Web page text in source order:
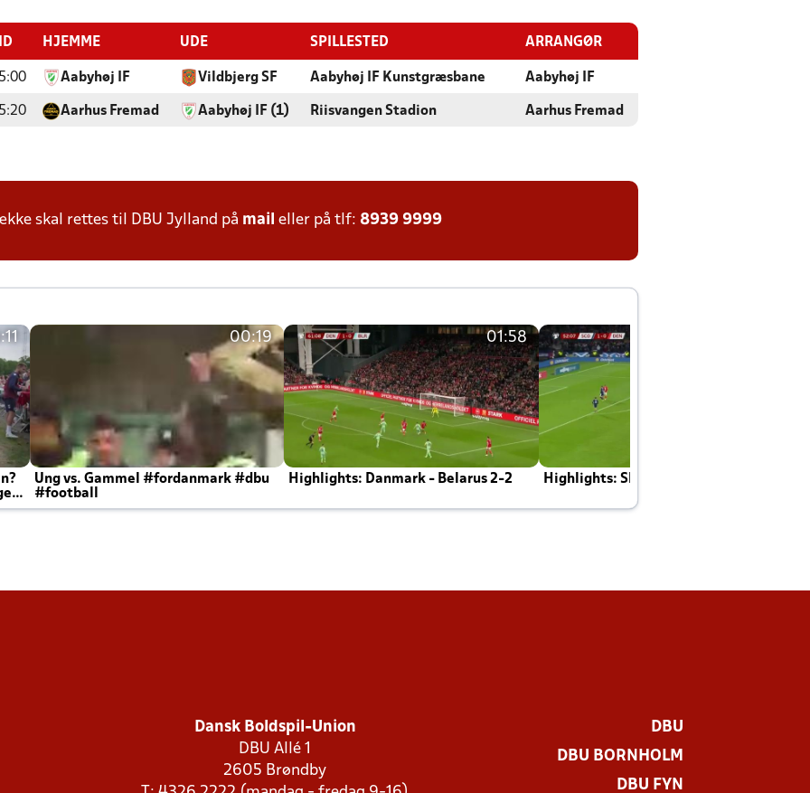
HJEMME UDE SPILLESTED ARRANGØR
Aabyhøj IF Vildbjerg SF Aabyhøj IF Kunstgræsbane Aabyhøj IF
Aarhus Fremad Aabyhøj IF (1) Riisvangen Stadion Aarhus Fremad
skal rettes til DBU Jylland på mail eller på tlf: 8939 9999
00:19
Ung vs. Gammel #fordanmark #dbu
#football
01:58
Highlights: Danmark - Belarus 2-2 Highlights: Skotland - Danmark 4-2
Dansk Boldspil-Union
DBU Allé 1
2605 Brøndby
DBU
DBU BORNHOLM
DBU FYN